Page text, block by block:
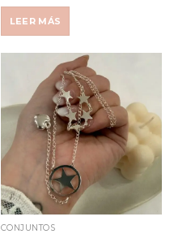
LEER MÁS
CONJUNTOS